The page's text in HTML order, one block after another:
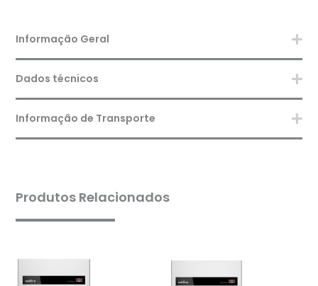
Informação Geral
Dados técnicos
Informação de Transporte
Produtos Relacionados